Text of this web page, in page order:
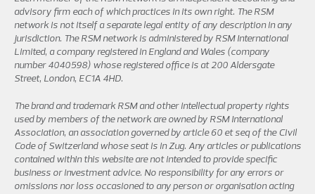
advisory firm each of which practices in its own right. The RSM
network is not itself a separate legal entity of any description in any
jurisdiction. The RSM network is administered by RSM International
Limited, a company registered in England and Wales (company
number 4040598) whose registered office is at 200 Aldersgate
Street, London, EC1A 4HD.
The brand and trademark RSM and other intellectual property rights
used by members of the network are owned by RSM International
Association, an association governed by article 60 et seq of the Civil
Code of Switzerland whose seat is in Zug. Any articles or publications
contained within this website are not intended to provide specific
business or investment advice. No responsibility for any errors or
omissions nor loss occasioned to any person or organisation acting